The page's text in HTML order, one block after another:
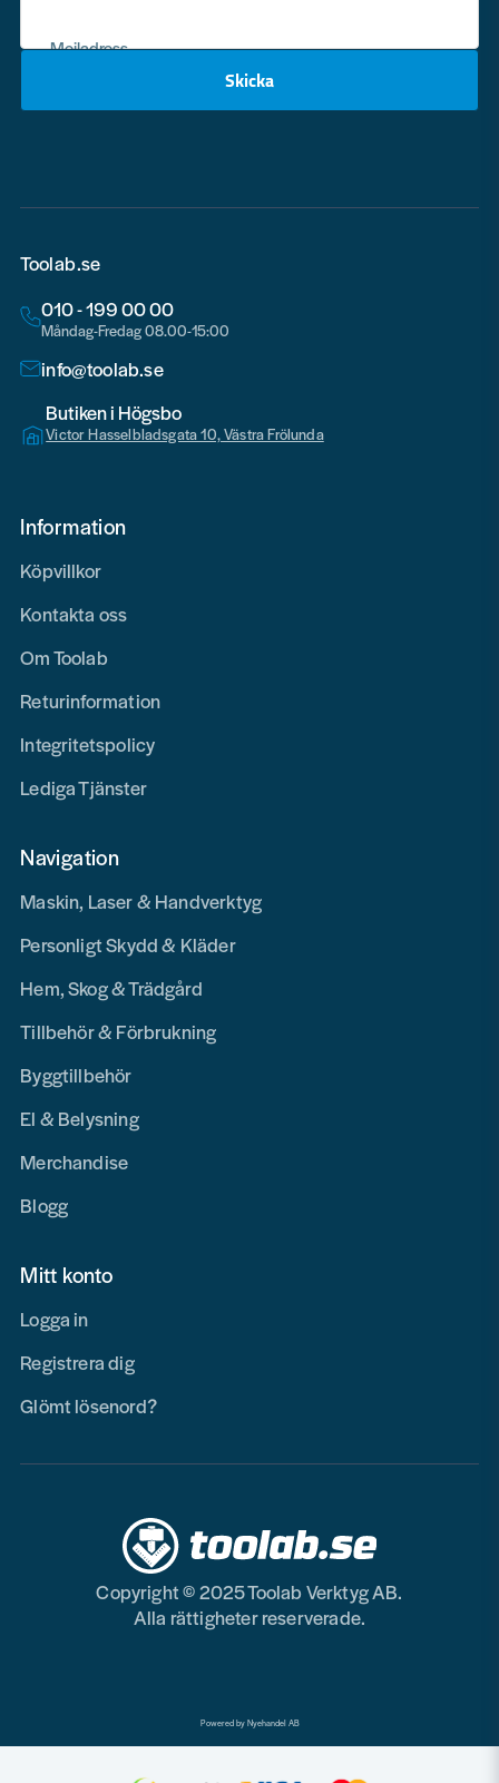
Mejladress
Skicka
Toolab.se
010 - 199 00 00
Måndag-Fredag 08.00-15:00
info@toolab.se
Butiken i Högsbo
Victor Hasselbladsgata 10, Västra Frölunda
Information
Köpvillkor
Kontakta oss
Om Toolab
Returinformation
Integritetspolicy
Lediga Tjänster
Navigation
Maskin, Laser & Handverktyg
Personligt Skydd & Kläder
Hem, Skog & Trädgård
Tillbehör & Förbrukning
Byggtillbehör
El & Belysning
Merchandise
Blogg
Mitt konto
Logga in
Registrera dig
Glömt lösenord?
Copyright © 2025 Toolab Verktyg AB.
Alla rättigheter reserverade.
Powered by Nyehandel AB